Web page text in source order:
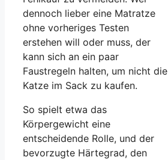
dennoch lieber eine Matratze
ohne vorheriges Testen
erstehen will oder muss, der
kann sich an ein paar
Faustregeln halten, um nicht die
Katze im Sack zu kaufen.
So spielt etwa das
Körpergewicht eine
entscheidende Rolle, und der
bevorzugte Härtegrad, den